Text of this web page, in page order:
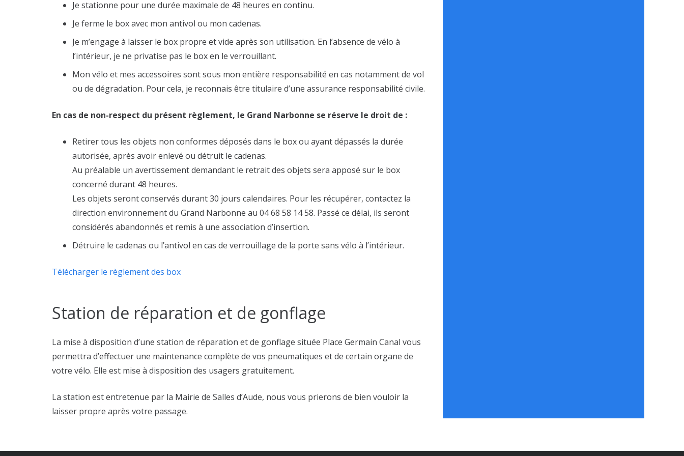
Je stationne pour une durée maximale de 48 heures en continu.
Je ferme le box avec mon antivol ou mon cadenas.
Je m’engage à laisser le box propre et vide après son utilisation. En l’absence de vélo à
l’intérieur, je ne privatise pas le box en le verrouillant.
Mon vélo et mes accessoires sont sous mon entière responsabilité en cas notamment de vol
ou de dégradation. Pour cela, je reconnais être titulaire d’une assurance responsabilité civile.
En cas de non-respect du présent règlement, le Grand Narbonne se réserve le droit de :
Retirer tous les objets non conformes déposés dans le box ou ayant dépassés la durée
autorisée, après avoir enlevé ou détruit le cadenas.
Au préalable un avertissement demandant le retrait des objets sera apposé sur le box
concerné durant 48 heures.
Les objets seront conservés durant 30 jours calendaires. Pour les récupérer, contactez la
direction environnement du Grand Narbonne au 04 68 58 14 58. Passé ce délai, ils seront
considérés abandonnés et remis à une association d’insertion.
Détruire le cadenas ou l’antivol en cas de verrouillage de la porte sans vélo à l’intérieur.
Télécharger le règlement des box
Station de réparation et de gonflage
La mise à disposition d’une station de réparation et de gonflage située Place Germain Canal vous
permettra d’effectuer une maintenance complète de vos pneumatiques et de certain organe de
votre vélo. Elle est mise à disposition des usagers gratuitement.
La station est entretenue par la Mairie de Salles d’Aude, nous vous prierons de bien vouloir la
laisser propre après votre passage.